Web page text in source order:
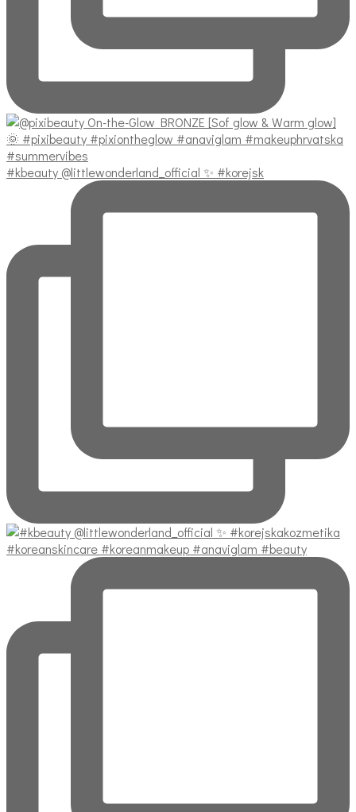
#kbeauty @littlewonderland_official ✨ #korejsk